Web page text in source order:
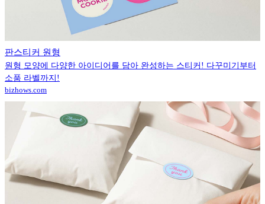
판스티커 원형
원형 모양에 다양한 아이디어를 담아 완성하는 스티커! 다꾸미기부터
소품 라벨까지!
bizhows.com